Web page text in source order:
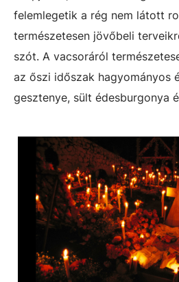
felemlegetik a rég nem látott
természetesen jövőbeli
szót. A vacsoráról
az őszi időszak hagyományos
gesztenye, sült édesburgonya